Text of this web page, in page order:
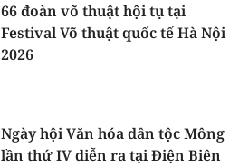
66 đoàn võ thuật hội tụ tại
Festival Võ thuật quốc tế Hà Nội
2026
Ngày hội Văn hóa dân tộc Mông
lần thứ IV diễn ra tại Điện Biên